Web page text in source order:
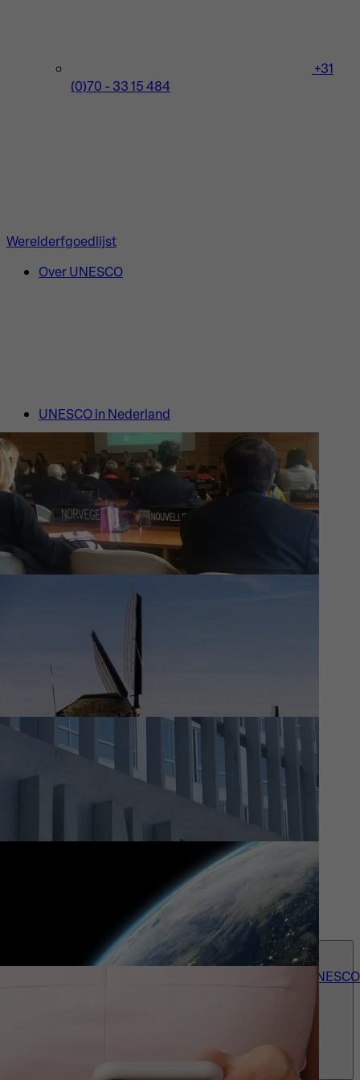
+31
(0)70 - 33 15 484
Werelderfgoedlijst
Over UNESCO
Over UNESCO
UNESCO in Nederland
Onze 150+ UNESCO-erkenningen
Waar wij aan werken
accessibility_menu